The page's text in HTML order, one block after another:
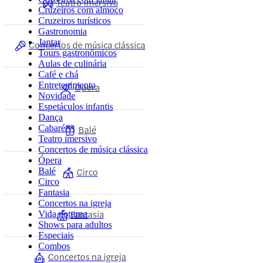
Cruzeiros com almoço
Cruzeiros turísticos
Gastronomia
Jantar
Tours gastronômicos
Aulas de culinária
Café e chá
Entretenimento
Novidade
Espetáculos infantis
Dança
Cabaré
Teatro imersivo
Concertos de música clássica
Ópera
Balé
Circo
Fantasia
Concertos na igreja
Vida noturna
Shows para adultos
Especiais
Combos
Concertos de música clássica
Ópera
Balé
Circo
Fantasia
Concertos na igreja